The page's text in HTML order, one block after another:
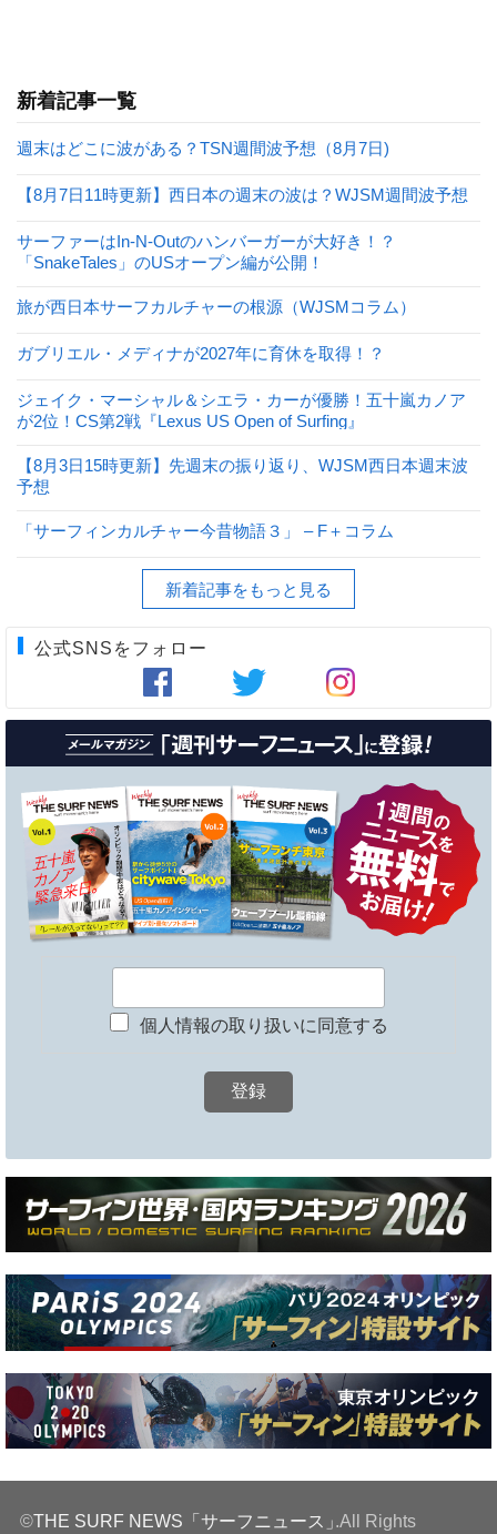
新着記事一覧
週末はどこに波がある？TSN週間波予想（8月7日)
【8月7日11時更新】西日本の週末の波は？WJSM週間波予想
サーファーはIn-N-Outのハンバーガーが大好き！？
「SnakeTales」のUSオープン編が公開！
旅が西日本サーフカルチャーの根源（WJSMコラム）
ガブリエル・メディナが2027年に育休を取得！？
ジェイク・マーシャル＆シエラ・カーが優勝！五十嵐カノア
が2位！CS第2戦『Lexus US Open of Surfing』
【8月3日15時更新】先週末の振り返り、WJSM西日本週末波
予想
「サーフィンカルチャー今昔物語３」 – F＋コラム
新着記事をもっと見る
公式SNSをフォロー
個人情報の取り扱いに同意する
©THE SURF NEWS「サーフニュース」.All Rights